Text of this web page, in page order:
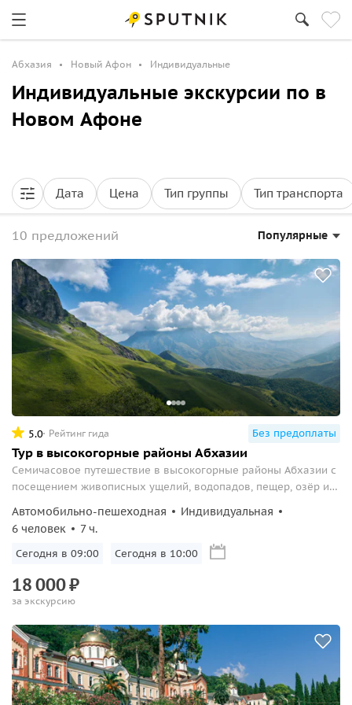
Абхазия Новый Афон Индивидуальные
Индивидуальные экскурсии по в
Новом Афоне
Дата Цена Тип группы Тип транспорта
10 предложений Популярные
5.0 Рейтинг гида Без предоплаты
Тур в высокогорные районы Абхазии
Семичасовое путешествие в высокогорные районы Абхазии с
посещением живописных ущелий, водопадов, пещер, озёр и
Автомобильно-пешеходная
Индивидуальная
6 человек
7 ч.
Сегодня в 09:00 Сегодня в 10:00
18000₽
за экскурсию